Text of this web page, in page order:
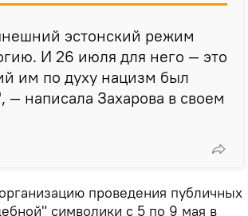
эстонский режим
И 26 июля для него — это
им по духу нацизм был
написала Захарова в своем
проведения публичных
символики с 5 по 9 мая в